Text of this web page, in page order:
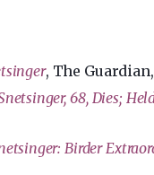
, The
68, Dies;
Birder